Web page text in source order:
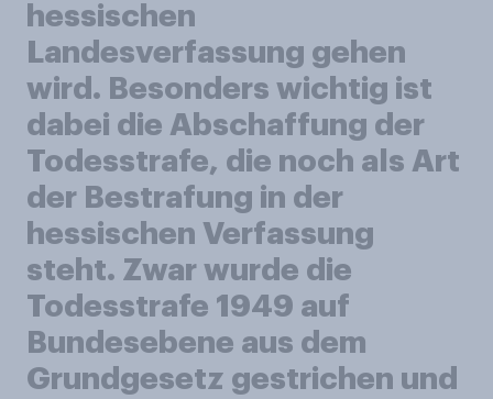
hessischen
Landesverfassung gehen
wird. Besonders wichtig ist
dabei die Abschaffung der
Todesstrafe, die noch als Art
der Bestrafung in der
hessischen Verfassung
steht. Zwar wurde die
Todesstrafe 1949 auf
Bundesebene aus dem
Grundgesetz gestrichen und